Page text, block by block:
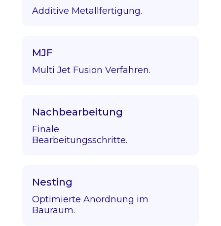
Additive Metallfertigung.
MJF
Multi Jet Fusion Verfahren.
Nachbearbeitung
Finale
Bearbeitungsschritte.
Nesting
Optimierte Anordnung im
Bauraum.